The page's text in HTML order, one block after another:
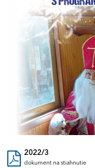
2022/3
dokument na stiahnutie